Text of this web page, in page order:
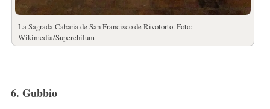
La Sagrada Cabaña de San Francisco de Rivotorto. Foto:
Wikimedia/Superchilum
6. Gubbio